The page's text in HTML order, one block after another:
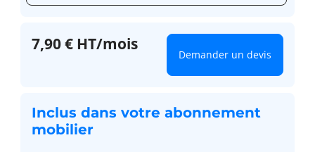
7,90 € HT/mois
Demander un devis
Inclus dans votre abonnement
mobilier